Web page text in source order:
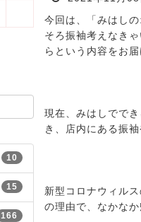
10
15
166
今回は、「みはし
そろ振袖考えなき
らという内容をお
現在、みはしでで
き、店内にある振
新型コロナウィル
の理由で、なかな